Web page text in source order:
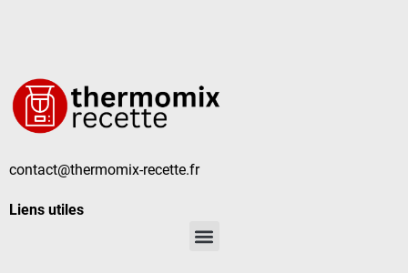
contact@thermomix-recette.fr
Liens utiles